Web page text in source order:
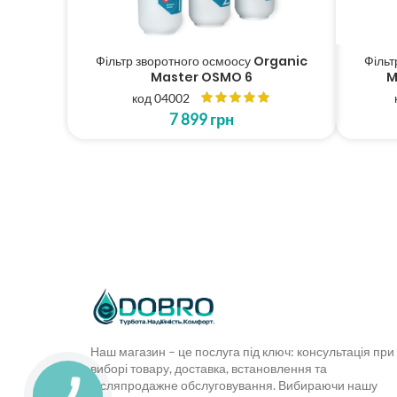
Фільтр зворотного осмоосу Organic
Master OSMO 6
код 04002
7 899грн
Наш магазин – це послуга під ключ: консультація при
виборі товару, доставка, встановлення та
післяпродажне обслуговування. Вибираючи нашу